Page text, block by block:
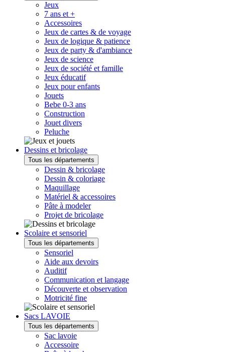
Jeux
7 ans et +
Accessoires
Jeux de cartes & de voyage
Jeux de logique & patience
Jeux de party & d'ambiance
Jeux de science
Jeux de société et famille
Jeux éducatif
Jeux pour enfants
Jouets
Bebe 0-3 ans
Construction
Jouet divers
Peluche
Dessins et bricolage
Tous les départements
Dessin & bricolage
Dessin & coloriage
Maquillage
Matériel & accessoires
Pâte à modeler
Projet de bricolage
Scolaire et sensoriel
Tous les départements
Sensoriel
Aide aux devoirs
Auditif
Communication et langage
Découverte et observation
Motricité fine
Sacs LAVOIE
Tous les départements
Sac lavoie
Accessoire